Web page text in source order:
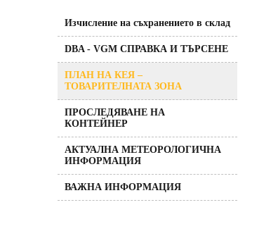
Изчисление на съхранението в склад
DBA - VGM СПРАВКА И ТЪРСЕНЕ
ПЛАН НА КЕЯ –
ТОВАРИТЕЛНАТА ЗОНА
ПРОСЛЕДЯВАНЕ НА
КОНТЕЙНЕР
АКТУАЛНА МЕТЕОРОЛОГИЧНА
ИНФОРМАЦИЯ
ВАЖНА ИНФОРМАЦИЯ